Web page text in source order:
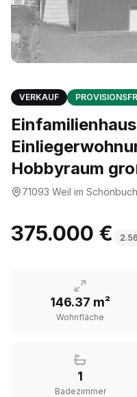
VERKAUF
Hobbyraum
71093 Weil im Schönbuch
375.000 €
146.37 m²
Wohnfläche
1
Badezimmer